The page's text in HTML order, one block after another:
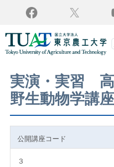
Facebook
実演・実習
野生動物学講座
公開講座コード
３